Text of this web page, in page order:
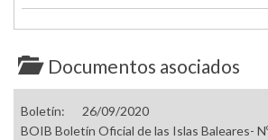
Documentos asociados
Boletín:
26/09/2020
BOIB Boletín Oficial de las Islas Baleares-